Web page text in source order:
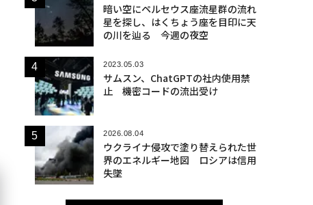
暗い空にペルセウス座流星群の流れ
星を探し、はくちょう座を目印に天
の川を辿る 今週の夜空
2023.05.03
サムスン、ChatGPTの社内使用禁
止 機密コードの流出受け
2026.08.04
ウクライナ侵攻で塗り替えられた世
界のエネルギー地図 ロシアは信用
失墜